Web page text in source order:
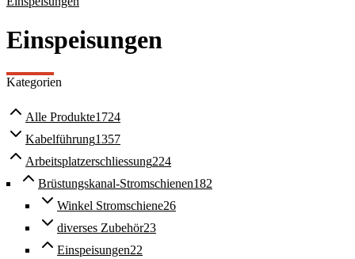
Einspeisungen
Kategorien
Alle Produkte1724
Kabelführung1357
Arbeitsplatzerschliessung224
Brüstungskanal-Stromschienen182
Winkel Stromschiene26
diverses Zubehör23
Einspeisungen22